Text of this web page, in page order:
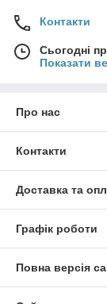
Контакти
Сьогодні
Показати
Про нас
Контакти
Доставка та
Графік роботи
Повна версія